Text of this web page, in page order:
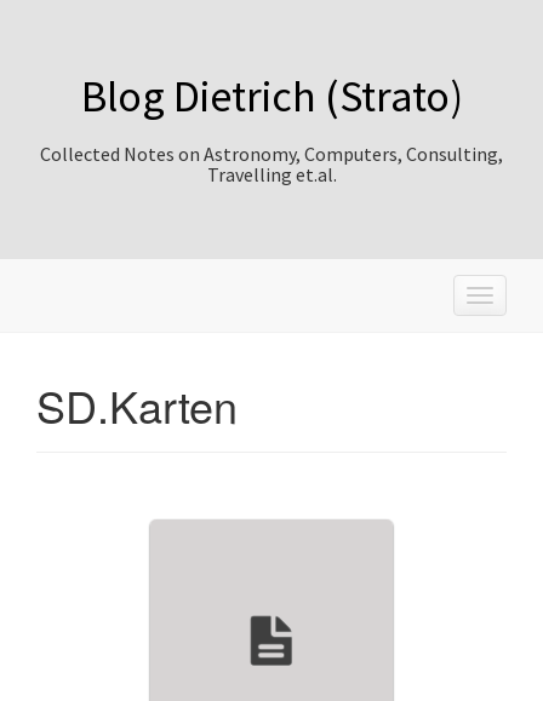
Blog Dietrich (Strato)
Collected Notes on Astronomy, Computers, Consulting,
Travelling et.al.
T
o
SD.Karten